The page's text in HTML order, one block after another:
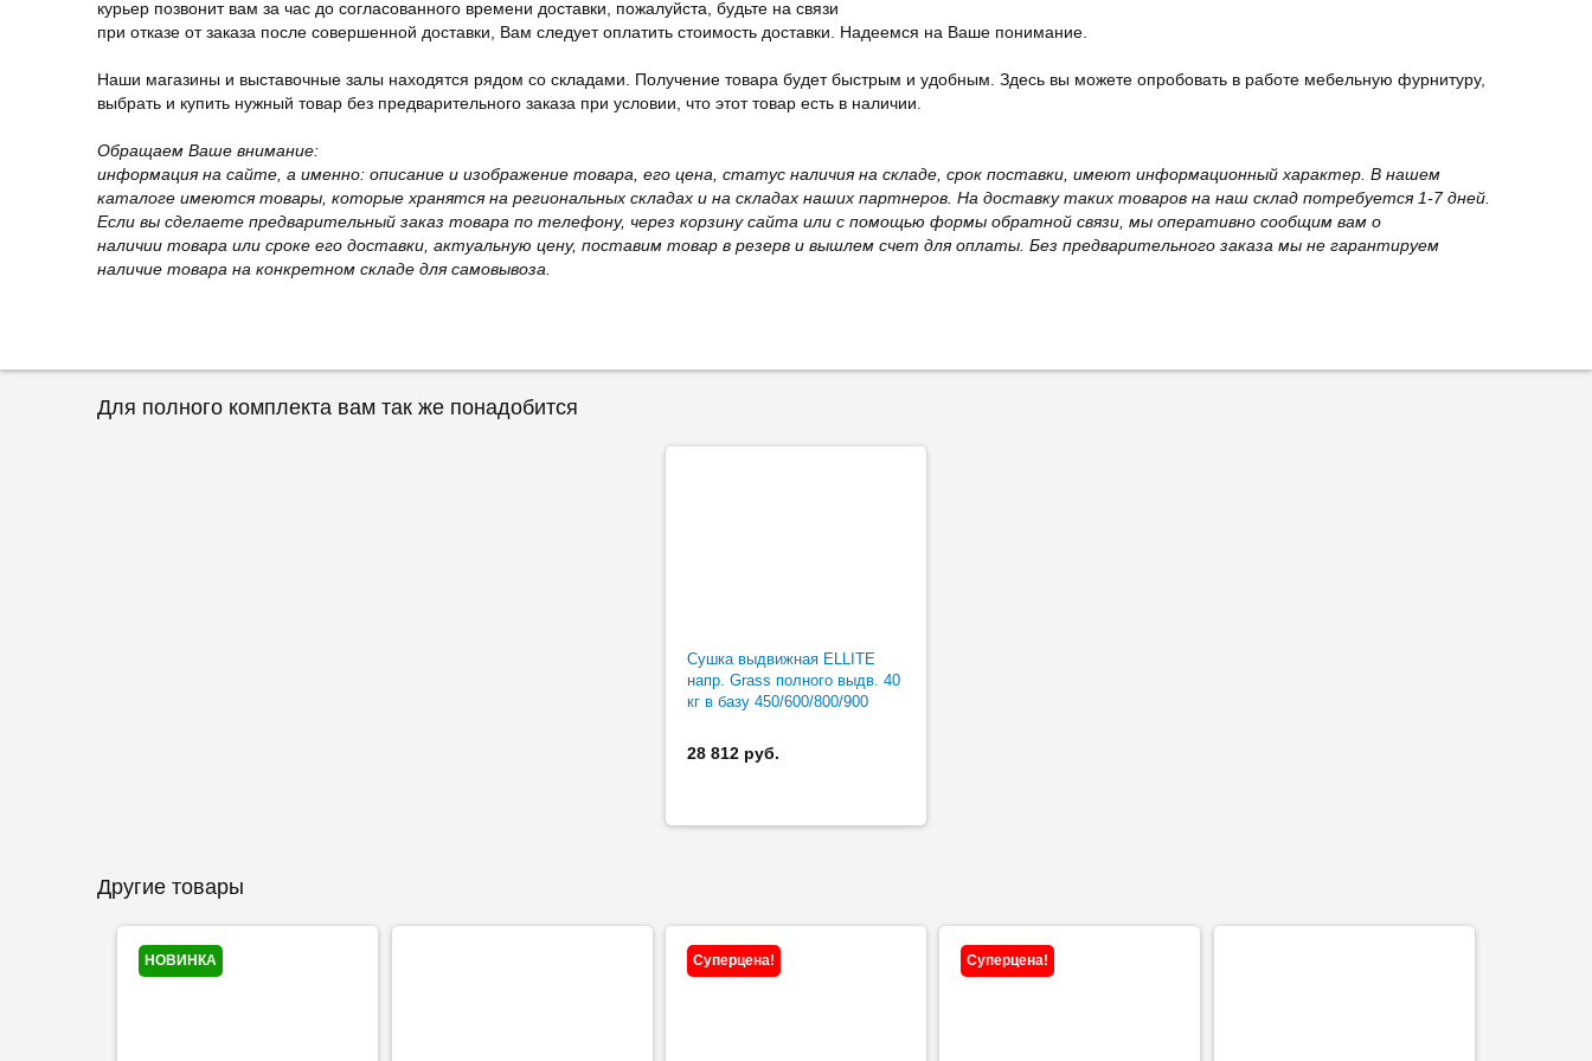
курьер позвонит вам за час до согласованного времени доставки, пожалуйста, будьте на связи
при отказе от заказа после совершенной доставки, Вам следует оплатить стоимость доставки. Надеемся на Ваше понимание.
Наши магазины и выставочные залы находятся рядом со складами. Получение товара будет быстрым и удобным. Здесь вы можете опробовать в работе мебельную фурнитуру,
выбрать и купить нужный товар без предварительного заказа при условии, что этот товар есть в наличии.
Обращаем Ваше внимание:
информация на сайте, а именно: описание и изображение товара, его цена, статус наличия на складе, срок поставки, имеют информационный характер. В нашем
каталоге имеются товары, которые хранятся на региональных складах и на складах наших партнеров. На доставку таких товаров на наш склад потребуется 1-7 дней.
Если вы сделаете предварительный заказ товара по телефону, через корзину сайта или с помощью формы обратной связи, мы оперативно сообщим вам о
наличии товара или сроке его доставки, актуальную цену, поставим товар в резерв и вышлем счет для оплаты. Без предварительного заказа мы не гарантируем
наличие товара на конкретном складе для самовывоза.
Для полного комплекта вам так же понадобится
Сушка выдвижная ELLITE
напр. Grass полного выдв. 40
кг в базу 450/600/800/900
28 812 руб.
Другие товары
НОВИНКА Суперцена! Суперцена!